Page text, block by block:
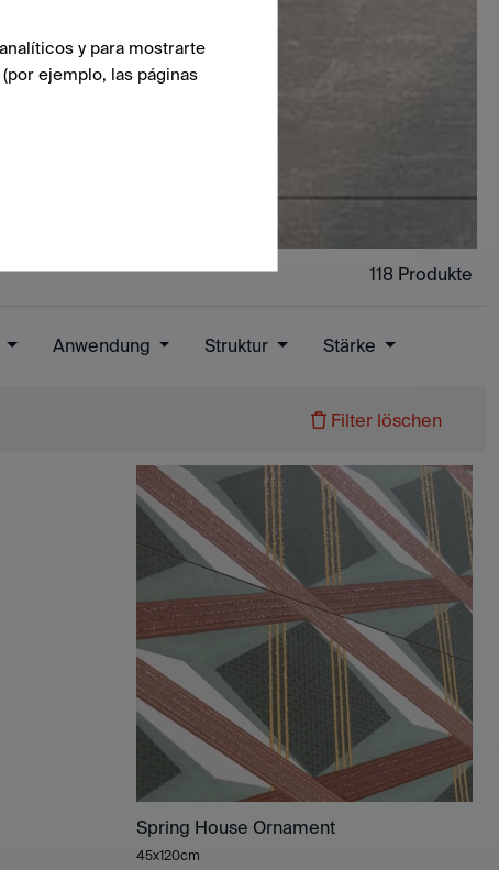
118 Produkte
Anwendung Struktur Stärke
Filter löschen
Spring House Ornament
45x120cm
y para mostrarte
ejemplo, las páginas